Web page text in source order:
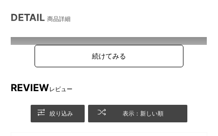
DETAIL商品詳細
REVIEWレビュー
絞り込み 表示：新しい順